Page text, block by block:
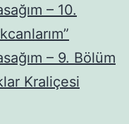
– 10.
– 9. Bölüm
Kraliçesi